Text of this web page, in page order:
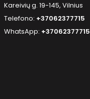
Kareivių g. 19-145, Vilnius
Telefono: +37062377715
WhatsApp: +37062377715